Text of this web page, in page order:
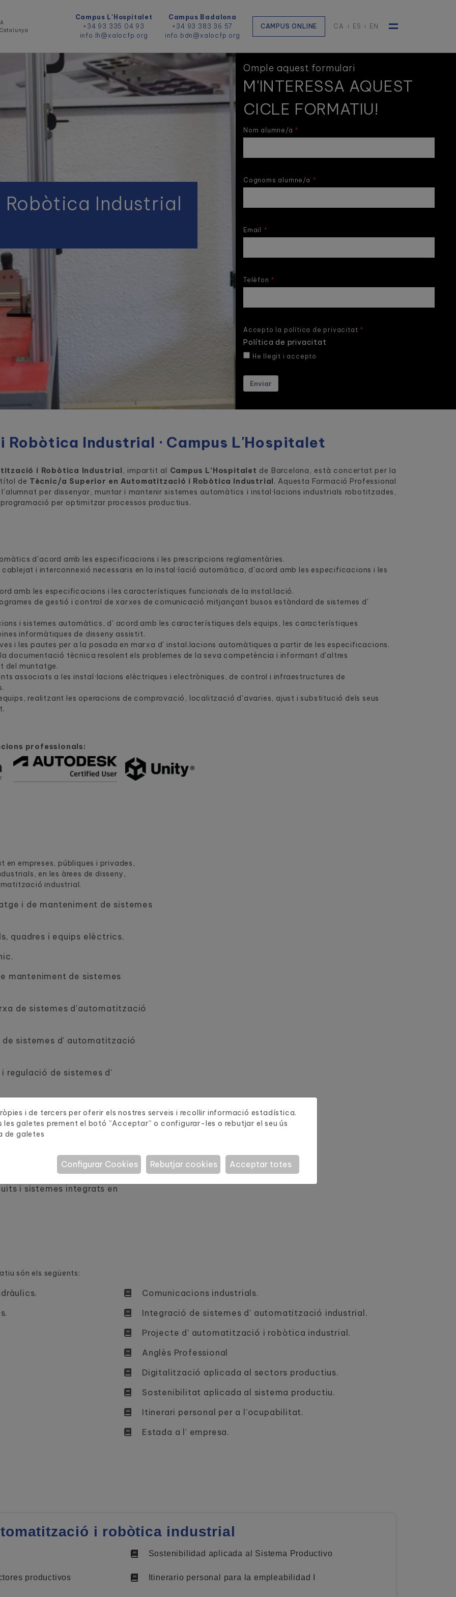
Campus L'Hospitalet
+34 93 335 04 93
info.lh@xalocfp.org
Campus Badalona
+34 93 383 36 57
info.bdn@xalocfp.org
CAMPUS ONLINE CA ES EN
Industrial
Omple aquest formulari
M'INTERESSA AQUEST
CICLE FORMATIU!
Nom alumne/a
Cognoms alumne/a
Email
Telèfon
Accepto la política de privacitat
Política de privacitat
He llegit i accepto
Enviar
Robòtica Industrial · Campus L'Hospitalet
i Robòtica Industrial , impartit al Campus L’Hospitalet de Barcelona, està concertat per la
de Tècnic/a Superior en Automatització i Robòtica Industrial. Aquesta Formació Professional
per dissenyar, muntar i mantenir sistemes automàtics i instal·lacions industrials robotitzades,
per optimitzar processos productius.
d'acord amb les especificacions i les prescripcions reglamentàries.
cablejat i interconnexió necessaris en la instal·lació automàtica, d'acord amb les especificacions i les
amb les especificacions i les característiques funcionals de la instal.lació.
de gestió i control de xarxes de comunicació mitjançant busos estàndard de sistemes d'
i sistemes automàtics, d' acord amb les característiques dels equips, les característiques
informàtiques de disseny assistit.
i les pautes per a la posada en marxa d' instal.lacions automàtiques a partir de les especificacions.
documentació tècnica resolent els problemes de la seva competència i informant d'altres
del muntatge.
associats a les instal·lacions elèctriques i electròniques, de control i infraestructures de
realitzant les operacions de comprovació, localització d'avaries, ajust i substitució dels seus
professionals:
empreses, públiques i privades,
en les àrees de disseny,
industrial.
i de manteniment de sistemes
quadres i equips elèctrics.
manteniment de sistemes
de sistemes d'automatització
sistemes d' automatització
regulació de sistemes d'
de sistemes d' automatització
controladora de robots
de control elèctric.
i sistemes integrats en
són els següents:
Comunicacions industrials.
Integració de sistemes d' automatització industrial.
Projecte d' automatització i robòtica industrial.
Anglès Professional
Digitalització aplicada al sectors productius.
Sostenibilitat aplicada al sistema productiu.
Itinerari personal per a l'ocupabilitat.
Estada a l' empresa.
i robòtica industrial
productivos
Sostenibilidad aplicada al Sistema Productivo
Itinerario personal para la empleabilidad I
i de tercers per oferir els nostres serveis i recollir informació estadística.
galetes prement el botó ”Acceptar” o configurar-les o rebutjar el seu ús
de galetes
Acceptar totes
Rebutjar cookies
Configurar Cookies